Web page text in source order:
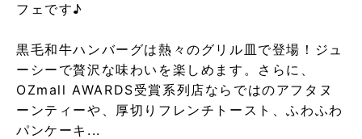
フェです♪
黒毛和牛ハンバーグは熱々のグリル皿で登場！ジュ
ーシーで贅沢な味わいを楽しめます。さらに、
OZmall AWARDS受賞系列店ならではのアフタヌ
ーンティーや、厚切りフレンチトースト、ふわふわ
パンケーキ...